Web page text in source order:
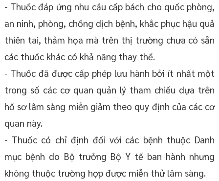
- Thuốc đáp ứng nhu cầu cấp bách cho quốc phòng,
an ninh, phòng, chống dịch bệnh, khắc phục hậu quả
thiên tai, thảm họa mà trên thị trường chưa có sẵn
các thuốc khác có khả năng thay thế.
- Thuốc đã được cấp phép lưu hành bởi ít nhất một
trong số các cơ quan quản lý tham chiếu dựa trên
hồ sơ lâm sàng miễn giảm theo quy định của các cơ
quan này.
- Thuốc có chỉ định đối với các bệnh thuộc Danh
mục bệnh do Bộ trưởng Bộ Y tế ban hành nhưng
không thuộc trường hợp được miễn thử lâm sàng.